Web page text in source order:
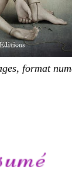
format